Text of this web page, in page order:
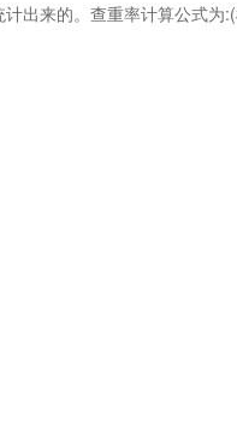
出来的。查重率计算公式为:(